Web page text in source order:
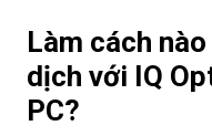
Làm cách
dịch với IQ
PC?